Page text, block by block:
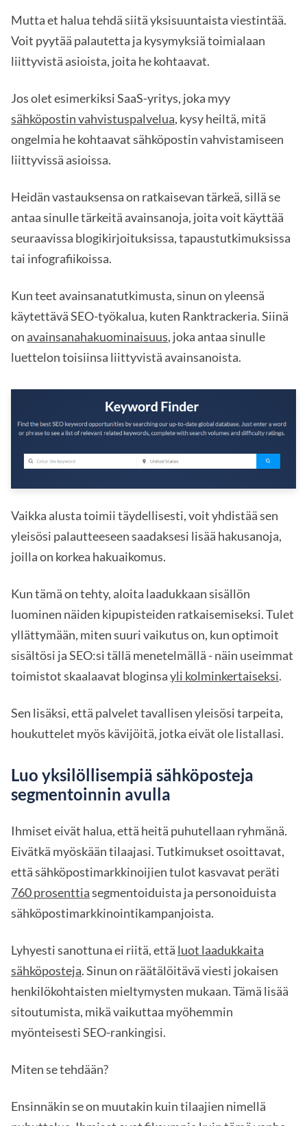
Mutta et halua tehdä siitä yksisuuntaista viestintää.
Voit pyytää palautetta ja kysymyksiä toimialaan
liittyvistä asioista, joita he kohtaavat.
Jos olet esimerkiksi SaaS-yritys, joka myy
sähköpostin vahvistuspalvelua, kysy heiltä, mitä
ongelmia he kohtaavat sähköpostin vahvistamiseen
liittyvissä asioissa.
Heidän vastauksensa on ratkaisevan tärkeä, sillä se
antaa sinulle tärkeitä avainsanoja, joita voit käyttää
seuraavissa blogikirjoituksissa, tapaustutkimuksissa
tai infografiikoissa.
Kun teet avainsanatutkimusta, sinun on yleensä
käytettävä SEO-työkalua, kuten Ranktrackeria. Siinä
on avainsanahakuominaisuus, joka antaa sinulle
luettelon toisiinsa liittyvistä avainsanoista.
Vaikka alusta toimii täydellisesti, voit yhdistää sen
yleisösi palautteeseen saadaksesi lisää hakusanoja,
joilla on korkea hakuaikomus.
Kun tämä on tehty, aloita laadukkaan sisällön
luominen näiden kipupisteiden ratkaisemiseksi. Tulet
yllättymään, miten suuri vaikutus on, kun optimoit
sisältösi ja SEO:si tällä menetelmällä - näin useimmat
toimistot skaalaavat bloginsayli kolminkertaiseksi.
Sen lisäksi, että palvelet tavallisen yleisösi tarpeita,
houkuttelet myös kävijöitä, jotka eivät ole listallasi.
Luo yksilöllisempiä sähköposteja
segmentoinnin avulla
Ihmiset eivät halua, että heitä puhutellaan ryhmänä.
Eivätkä myöskään tilaajasi. Tutkimukset osoittavat,
että sähköpostimarkkinoijien tulot kasvavat peräti
760 prosenttiasegmentoiduista ja personoiduista
sähköpostimarkkinointikampanjoista.
Lyhyesti sanottuna ei riitä, että luot laadukkaita
sähköposteja. Sinun on räätälöitävä viesti jokaisen
henkilökohtaisten mieltymysten mukaan. Tämä lisää
sitoutumista, mikä vaikuttaa myöhemmin
myönteisesti SEO-rankingisi.
Miten se tehdään?
Ensinnäkin se on muutakin kuin tilaajien nimellä